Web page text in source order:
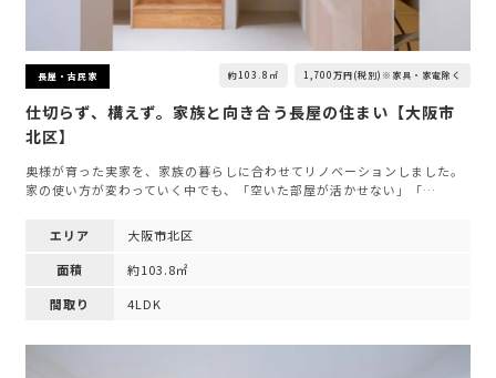
長屋・古民家 約103.8㎡ 1,700万円(税別)※家具・家電除く
仕切らず、構えず。家族と向き合う長屋の住まい【大阪市
北区】
奥様が育った実家を、家族の暮らしに合わせてリノベーションしました。
家の使い方が変わっていく中でも、「空いた部屋が活かせない」「…
エリア
大阪市北区
面積
約103.8㎡
間取り
4LDK